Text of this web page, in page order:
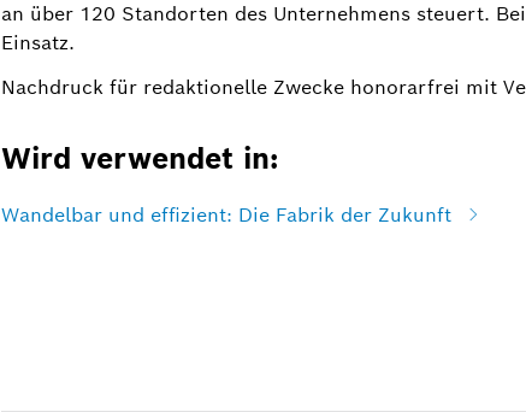
an über 120 Standorten des Unternehmens steuert.
Einsatz.
Nachdruck für redaktionelle Zwecke honorarfrei mit
Wird verwendet in:
Wandelbar und effizient: Die Fabrik der Zukunft